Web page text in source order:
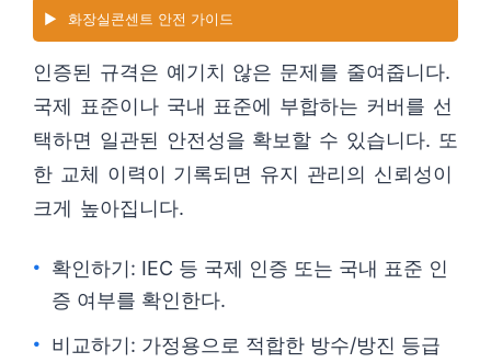
▶️ 화장실콘센트 안전 가이드
인증된 규격은 예기치 않은 문제를 줄여줍니다.
국제 표준이나 국내 표준에 부합하는 커버를 선
택하면 일관된 안전성을 확보할 수 있습니다. 또
한 교체 이력이 기록되면 유지 관리의 신뢰성이
크게 높아집니다.
확인하기: IEC 등 국제 인증 또는 국내 표준 인
증 여부를 확인한다.
비교하기: 가정용으로 적합한 방수/방진 등급